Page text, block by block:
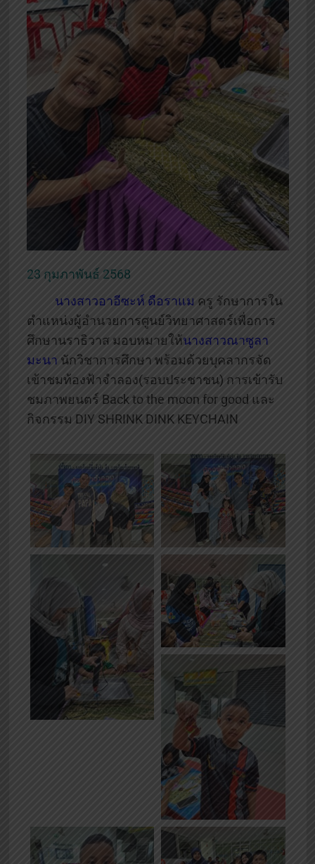
23 กุมภาพันธ์ 2568
นางสาวอาอีซะห์ ดือราแม ครู รักษาการใน
ตำแหน่งผู้อำนวยการศูนย์วิทยาศาสตร์เพื่อการ
ศึกษานราธิวาส มอบหมายให้นางสาวณาซูลา
มะนา นักวิชาการศึกษา พร้อมด้วยบุคลากรจัด
เข้าชมท้องฟ้าจำลอง(รอบประชาชน) การเข้ารับ
ชมภาพยนตร์ Back to the moon for good และ
กิจกรรม DIY SHRINK DINK KEYCHAIN